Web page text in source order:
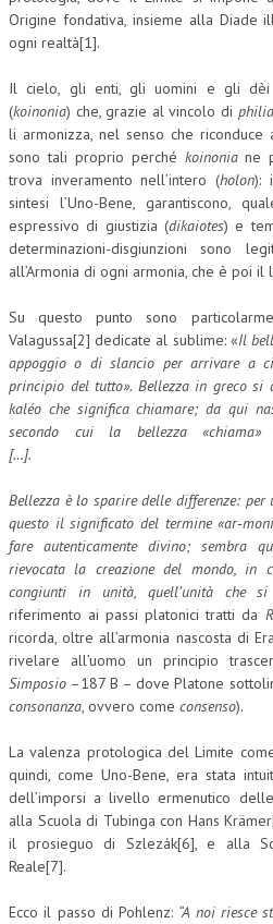
FISCO
FISCALITÀ INTERNAZIONALE
TAX RISK MANAGEMENT
CRIMINOLOGIA TRIBUTARIA
CFC E PARADISI FISCALI
TRANSFER PRICING
PRASSI
AMMINISTRATIVA
GIURISPRUDENZA
COSTITUZIONALE
CIVILE
TRIBUTARIA
PENALE
NEWS
CORSI ENTI TERZI
PUBBLICAZIONI
BOLLETTINO FINANZIAMENTI
TELEGRAM
Origine fondativa, insieme alla Diade
ogni realtà[1].
Il cielo, gli enti, gli uomini e gli dèi
(koinonia) che, grazie al vincolo di philia
li armonizza, nel senso che
sono tali proprio perché koinoniane
trova inveramento nell’intero (holon):
sintesi l’Uno-Bene, garantiscono,
espressivo di giustizia (dikaiotes) e
determinazioni-disgiunzioni sono
all’Armonia di ogni armonia, che è poi il
Su questo punto sono
Valagussa[2] dedicate al sublime: «Il
appoggio o di slancio per arrivare a
principio del tutto». Bellezza in greco
kaléo che significa chiamare; da qui
secondo cui la bellezza
Bellezza è lo sparire delle differenze:
questo il significato del termine
fare autenticamente divino; sembra
rievocata la creazione del mondo, in
congiunti in unità, quell’unità che si
riferimento ai passi platonici tratti da
ricorda, oltre all’armonia nascosta di
rivelare all’uomo un principio
Simposio –187 B – dove Platone
consonanza, ovvero come consenso).
La valenza protologica del Limite
quindi, come Uno-Bene, era stata
dell’imporsi a livello ermenutico
alla Scuola di Tubinga con Hans
il prosieguo di Szlezák[6], e alla
Reale[7].
Ecco il passo di Pohlenz: “A noi riesce